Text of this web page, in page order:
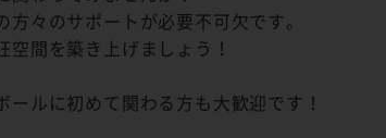
々のサポートが必要不可欠です。
間を築き上げましょう！
ルに初めて関わる方も大歓迎です！